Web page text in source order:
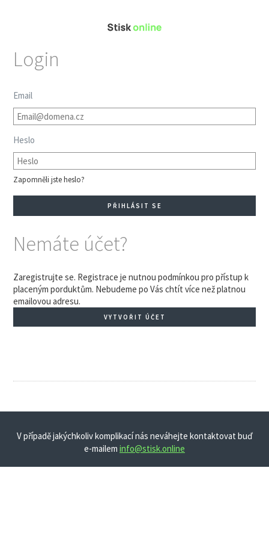
Login
Email
Heslo
Zapomněli jste heslo?
Nemáte účet?
Zaregistrujte se. Registrace je nutnou podmínkou pro přístup k
placeným porduktům. Nebudeme po Vás chtít více než platnou
emailovou adresu.
VYTVOŘIT ÚČET
V případě jakýchkoliv komplikací nás neváhejte kontaktovat buď
e-mailem info@stisk.online